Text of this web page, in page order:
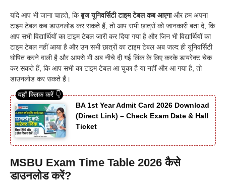
यदि आप भी जाना चाहते, किबृज यूनिवर्सिटी टाइम टेबल कब आएगाऔर हम अपना
टाइम टेबल कब डाउनलोड कर सकते हैं, तो आप सभी छात्रों को जानकारी बता दे, कि
आप सभी विद्यार्थियों का टाइम टेबल जारी कर दिया गया है और जिन भी विद्यार्थियों का
टाइम टेबल नहीं आया है और उन सभी छात्रों का टाइम टेबल अब जल्द ही यूनिवर्सिटी
घोषित करने वाली है और आपसे भी अब नीचे दी गई लिंक के लिए करके डायरेक्ट चेक
कर सकते हैं, कि आप सभी का टाइम टेबल आ चुका है या नहीं और आ गया है, तो
डाउनलोड कर सकते हैं।
BA 1st Year Admit Card 2026 Download
(Direct Link) – Check Exam Date & Hall
Ticket
MSBU Exam Time Table 2026 कैसे
डाउनलोड करें?